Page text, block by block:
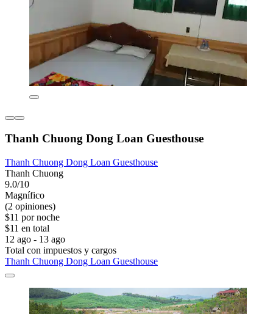
Thanh Chuong Dong Loan Guesthouse
Thanh Chuong Dong Loan Guesthouse
Thanh Chuong
9.0/10
Magnífico
(2 opiniones)
$11 por noche
$11 en total
12 ago - 13 ago
Total con impuestos y cargos
Thanh Chuong Dong Loan Guesthouse